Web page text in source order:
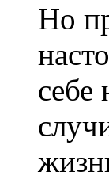
Но
себе